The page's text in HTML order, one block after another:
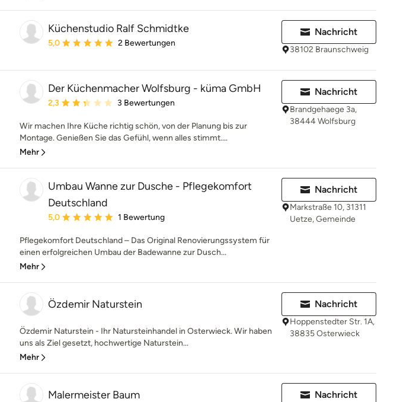
Küchenstudio Ralf Schmidtke
Durchschnittliche Bewertung: 5 von 5 Sternen
5,0 2 Bewertungen
Nachricht
38102 Braunschweig
Der Küchenmacher Wolfsburg - küma GmbH
Durchschnittliche Bewertung: 2.3 von 5 Sternen
2,3 3 Bewertungen
Wir machen Ihre Küche richtig schön, von der Planung bis zur
Montage. Genießen Sie das Gefühl, wenn alles stimmt....
Mehr
Nachricht
Brandgehaege 3a,
38444 Wolfsburg
Umbau Wanne zur Dusche - Pflegekomfort
Deutschland
Durchschnittliche Bewertung: 5 von 5 Sternen
5,0 1 Bewertung
Pflegekomfort Deutschland – Das Original Renovierungssystem für
einen erfolgreichen Umbau der Badewanne zur Dusch...
Mehr
Nachricht
Markstraße 10, 31311
Uetze, Gemeinde
Özdemir Naturstein
Özdemir Naturstein - Ihr Natursteinhandel in Osterwieck. Wir haben
uns als Ziel gesetzt, hochwertige Naturstein...
Mehr
Nachricht
Hoppenstedter Str. 1A,
38835 Osterwieck
Malermeister Baum Nachricht